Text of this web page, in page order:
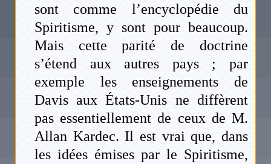
sont comme l’encyclopédie du
Spiritisme, y sont pour beaucoup.
Mais cette parité de doctrine
s’étend aux autres pays ; par
exemple les enseignements de
Davis aux États-Unis ne diffèrent
pas essentiellement de ceux de M.
Allan Kardec. Il est vrai que, dans
les idées émises par le Spiritisme,